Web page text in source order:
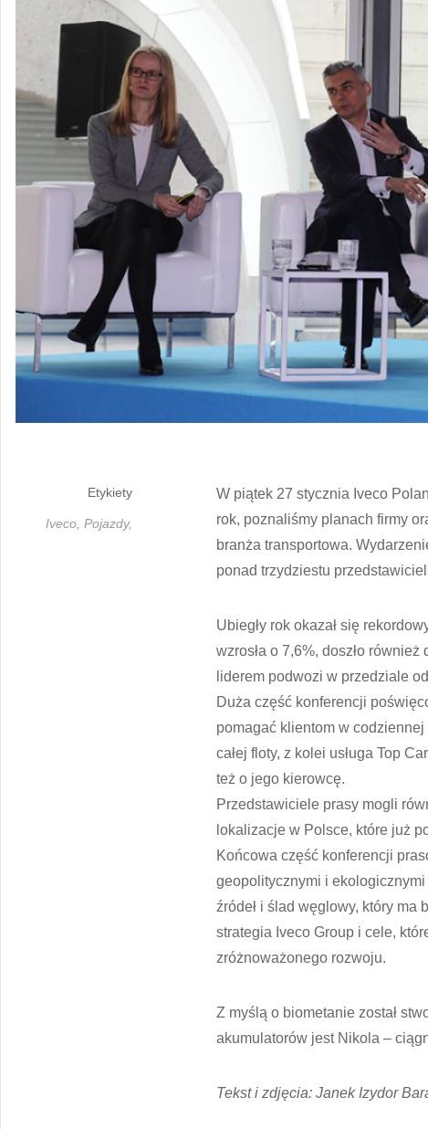
Etykiety
Iveco, Pojazdy,
W piątek 27 stycznia Iveco
rok, poznaliśmy planach firmy
branża transportowa.
ponad trzydziestu
Ubiegły rok okazał się
wzrosła o 7,6%, doszło
liderem podwozi w przedziale
Duża część konferencji
pomagać klientom w
całej floty, z kolei usługa Top
też o jego kierowcę.
Przedstawiciele prasy mogli
lokalizacje w Polsce, które już
Końcowa część konferencji
geopolitycznymi i
źródeł i ślad węglowy, który
strategia Iveco Group i cele,
zróżnoważonego rozwoju.
Z myślą o biometanie został
akumulatorów jest Nikola –
Tekst i zdjęcia: Janek Izydor